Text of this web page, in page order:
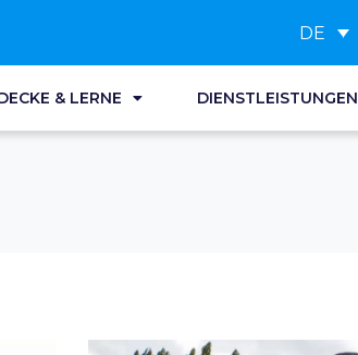
DE
& LERNE DIENSTLEISTUNGEN